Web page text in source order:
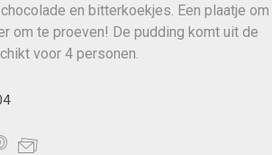
en bitterkoekjes. Een plaatje om
om te proeven! De pudding komt uit de
voor 4 personen.